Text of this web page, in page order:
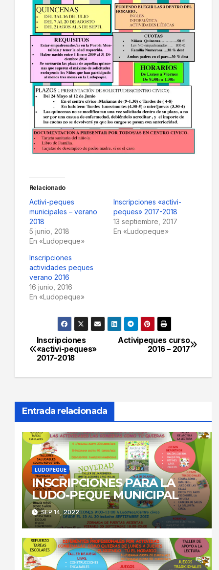
Relacionado
Activi-peques
municipales – verano
2018
5 junio, 2018
En «Ludopeque»
Inscripciones «activi-
peques» 2017-2018
13 septiembre, 2017
En «Ludopeque»
Inscripciones
actividades peques
verano 2016
16 junio, 2016
En «Ludopeque»
Navegación
de
Activipeques curso
2016 – 2017
Inscripciones
«activi-peques»
2017-2018
Entrada relacionada
LUDOPEQUE
INSCRIPCIONES PARA LA
LUDO-PEQUE MUNICIPAL
SEP 14, 2022